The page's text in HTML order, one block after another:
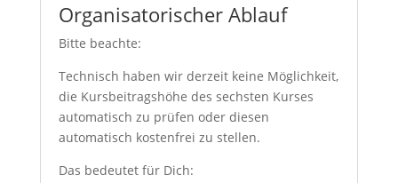
Organisatorischer Ablauf
Bitte beachte:
Technisch haben wir derzeit keine Möglichkeit,
die Kursbeitragshöhe des sechsten Kurses
automatisch zu prüfen oder diesen
automatisch kostenfrei zu stellen.
Das bedeutet für Dich: